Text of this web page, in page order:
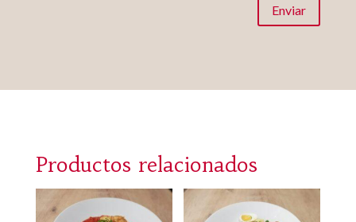
Enviar
Productos relacionados